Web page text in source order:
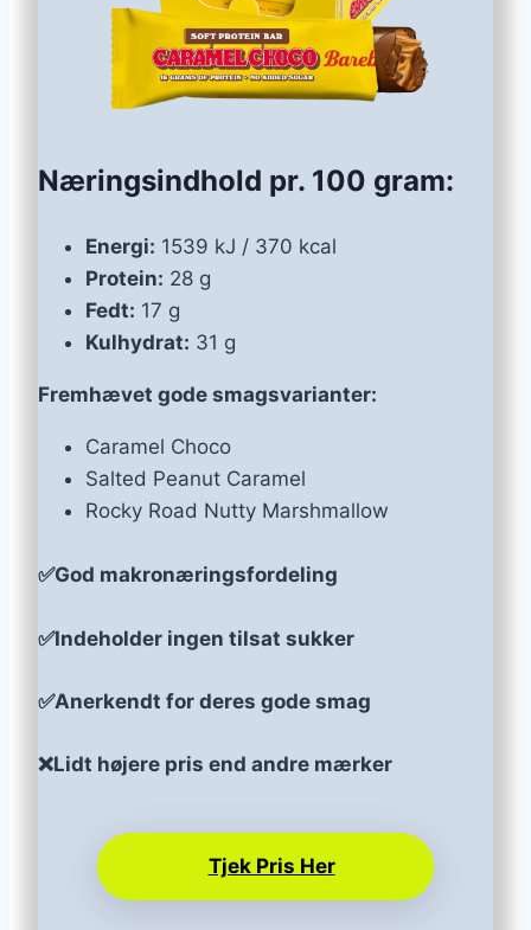
Næringsindhold pr. 100 gram:
Energi: 1539 kJ / 370 kcal
Protein: 28 g
Fedt: 17 g
Kulhydrat: 31 g
Fremhævet gode smagsvarianter:
Caramel Choco
Salted Peanut Caramel
Rocky Road Nutty Marshmallow
✅God makronæringsfordeling
✅Indeholder ingen tilsat sukker
✅Anerkendt for deres gode smag
❌Lidt højere pris end andre mærker
Tjek Pris Her